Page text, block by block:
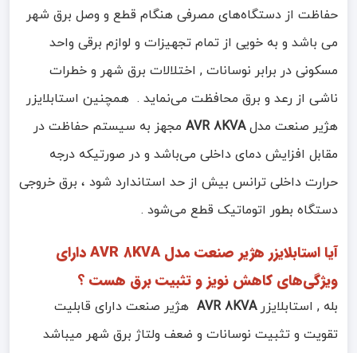
حفاظت از دستگاه‌های مصرفی هنگام قطع و وصل برق شهر
می باشد و به خویی از تمام تجهیزات و لوازم برقی واحد
مسکونی در برابر نوسانات , اختلالات برق شهر و خطرات
ناشی از رعد و برق ﻣﺤﺎﻓﻈﺖ میﻧﻤﺎﻳﺪ . همچنین استابلایزر
هژیر صنعت مدلAVR 8KVA مجهز به سیستم حفاظت در
مقابل افزایش دمای داخلی می‌باشد و در صورتیکه درجه
حرارت داخلی ترانس بیش از حد استاندارد شود ، برق خروجی
دستگاه بطور اتوماتیک قطع می‌شود .
آیا استابلایزر هژیر صنعت مدل AVR 8KVA دارای
ویژگی‌های کاهش نویز و تثبیت برق هست ؟
بله , استابلایزرAVR 8KVA هژیر صنعت دارای قابلیت
تقویت و تثبیت نوسانات و ضعف ولتاژ برق شهر میباشد